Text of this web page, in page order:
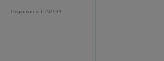
Originalpreis€ 249,99